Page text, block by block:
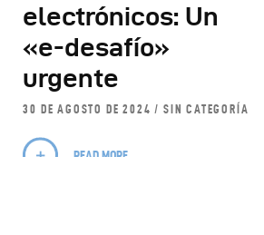
electrónicos: Un
«e-desafío»
urgente
30 DE AGOSTO DE 2024 SIN CATEGORÍA
READ MORE